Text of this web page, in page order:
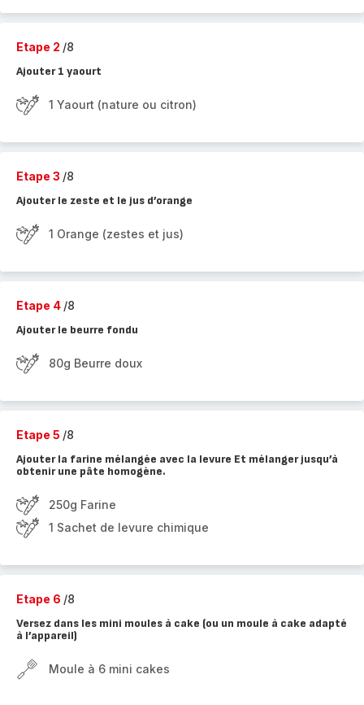
Etape 2 /8
Ajouter 1 yaourt
1 Yaourt (nature ou citron)
Etape 3 /8
Ajouter le zeste et le jus d’orange
1 Orange (zestes et jus)
Etape 4 /8
Ajouter le beurre fondu
80g Beurre doux
Etape 5 /8
Ajouter la farine mélangée avec la levure Et mélanger jusqu’à
obtenir une pâte homogène.
250g Farine
1 Sachet de levure chimique
Etape 6 /8
Versez dans les mini moules à cake (ou un moule à cake adapté
à l’appareil)
Moule à 6 mini cakes